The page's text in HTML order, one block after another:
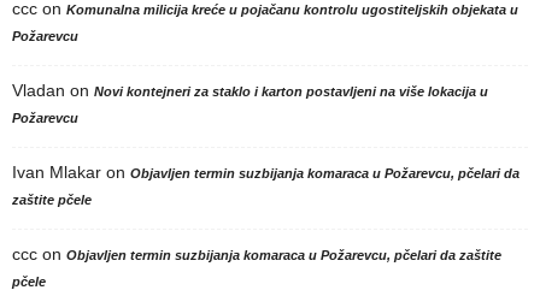
ccc on Komunalna milicija kreće u pojačanu kontrolu ugostiteljskih objekata u
Požarevcu
Vladan on Novi kontejneri za staklo i karton postavljeni na više lokacija u
Požarevcu
Ivan Mlakar on Objavljen termin suzbijanja komaraca u Požarevcu, pčelari da
zaštite pčele
ccc on Objavljen termin suzbijanja komaraca u Požarevcu, pčelari da zaštite
pčele